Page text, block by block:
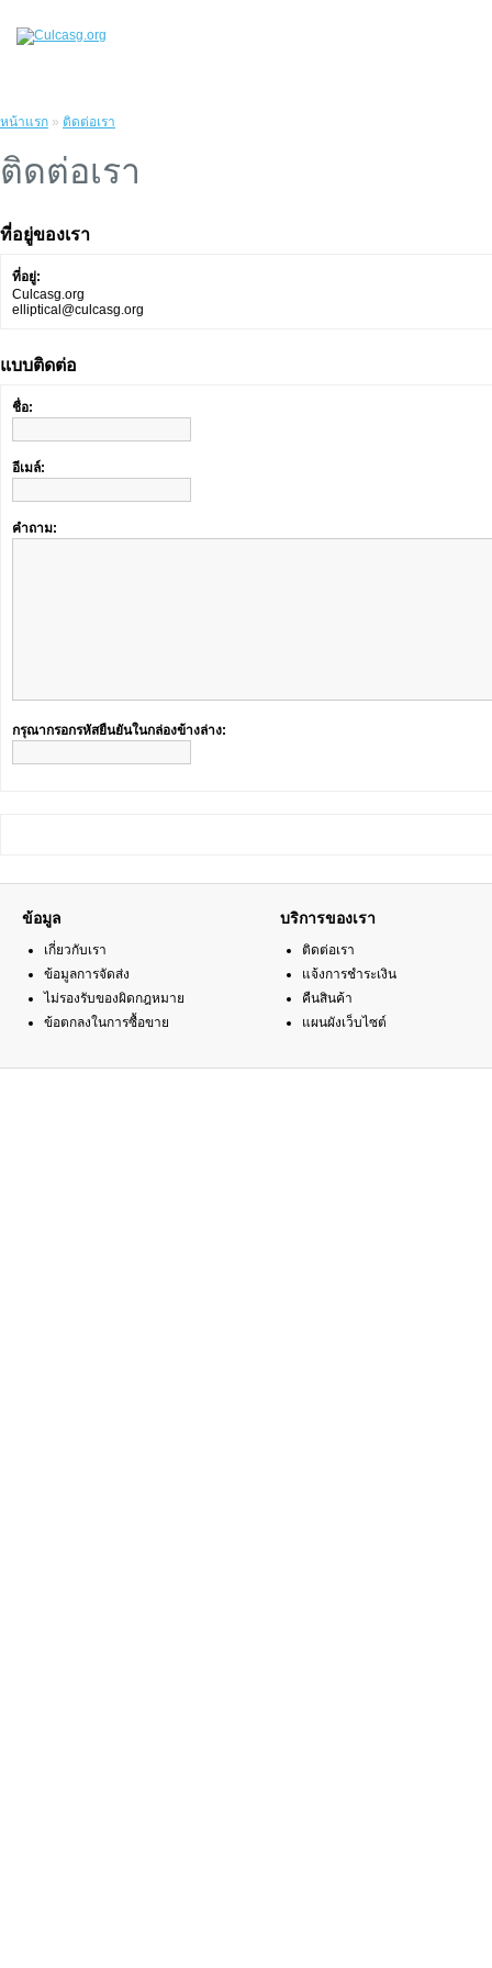
หน้าแรก » ติดต่อเรา
ติดต่อเรา
ที่อยู่ของเรา
ที่อยู่:
Culcasg.org
elliptical@culcasg.org
แบบติดต่อ
ชื่อ:
อีเมล์:
คำถาม:
กรุณากรอกรหัสยืนยันในกล่องข้างล่าง:
ข้อมูล
เกี่ยวกับเรา
ข้อมูลการจัดส่ง
ไม่รองรับของผิดกฎหมาย
ข้อตกลงในการซื้อขาย
บริการของเรา
ติดต่อเรา
แจ้งการชำระเงิน
คืนสินค้า
แผนผังเว็บไซต์